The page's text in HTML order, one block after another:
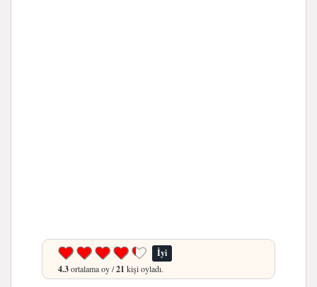
İyi
4.3ortalama oy /21 kişi oyladı.